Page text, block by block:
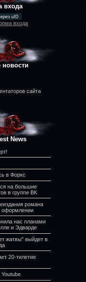
входа
uID
входа
новости
сайта
News
в Форкс
на большие
в группе ВК
романа
оформлении
нас планами
и Эдварде
жатвы" выйдет в
20-тилетие